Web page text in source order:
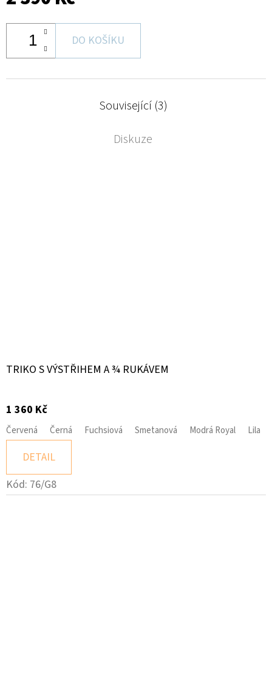
DO KOŠÍKU
Související (3)
Diskuze
TRIKO S VÝSTŘIHEM A ¾ RUKÁVEM
1 360 Kč
Červená Černá Fuchsiová Smetanová Modrá Royal Lila
DETAIL
Kód: 76/G8